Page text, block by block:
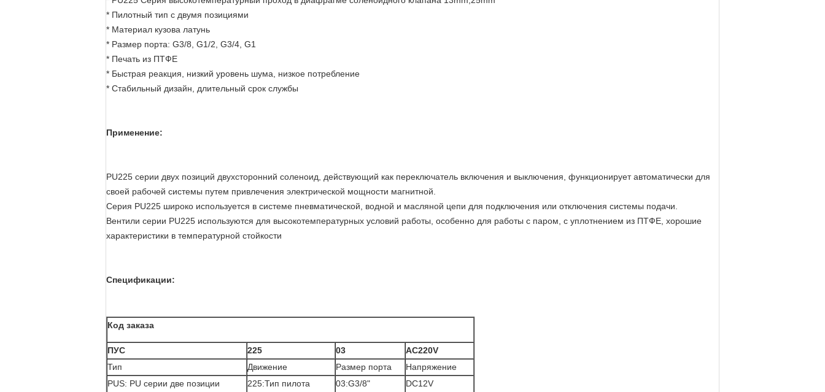
* Пилотный тип с двумя позициями
* Материал кузова латунь
* Размер порта: G3/8, G1/2, G3/4, G1
* Печать из ПТФЕ
* Быстрая реакция, низкий уровень шума, низкое потребление
* Стабильный дизайн, длительный срок службы
Применение:
PU225 серии двух позиций двухсторонний соленоид, действующий как переключатель включения и выключения, функционирует автоматически для
своей рабочей системы путем привлечения электрической мощности магнитной.
Серия PU225 широко используется в системе пневматической, водной и масляной цепи для подключения или отключения системы подачи.
Вентили серии PU225 используются для высокотемпературных условий работы, особенно для работы с паром, с уплотнением из ПТФЕ, хорошие
характеристики в температурной стойкости
Спецификации:
Код заказа
ПУС 225 03
AC220V
Тип
Движение Размер порта
Напряжение
PUS: PU серии две позиции
225:Тип пилота 03:G3/8" DC12V